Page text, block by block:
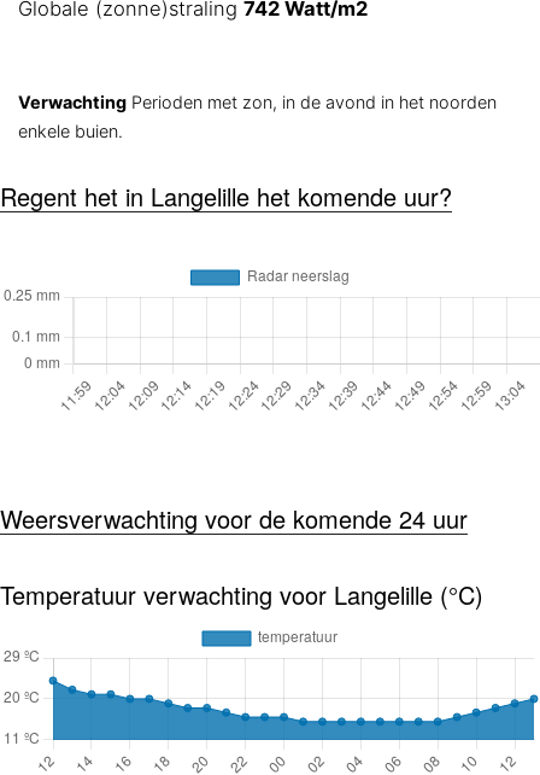
6
Globale (zonne)straling 742 Watt/m2
Verwachting Perioden met zon, in de avond in het noorden
enkele buien.
Regent het in Langelille het komende uur?
Weersverwachting voor de komende 24 uur
Temperatuur verwachting voor Langelille (°C)